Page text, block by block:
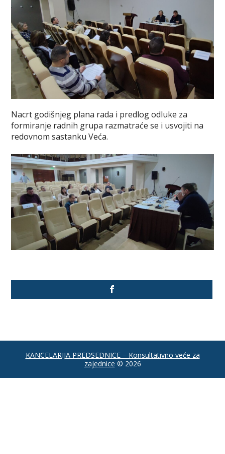
Nacrt godišnjeg plana rada i predlog odluke za
formiranje radnih grupa razmatraće se i usvojiti na
redovnom sastanku Veća.
KANCELARIJA PREDSEDNICE – Konsultativno veće za
zajednice © 2026